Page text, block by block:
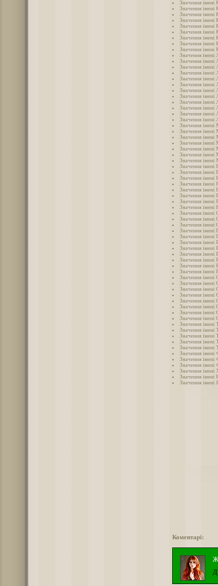
Значення імені
Значення імені
Значення імені
Значення імені
Значення імені
Значення імені
Значення імені
Значення імені
Значення імені
Значення імені
Значення імені
Значення імені
Значення імені
Значення імені
Значення імені
Значення імені
Значення імені
Значення імені
Значення імені
Значення імені
Значення імені
Значення імені
Значення імені
Значення імені
Значення імені
Значення імені
Значення імені
Значення імені
Значення імені
Значення імені
Значення імені
Значення імені
Значення імені
Значення імені
Значення імені
Значення імені
Значення імені
Значення імені
Значення імені
Значення імені
Значення імені
Значення імені
Значення імені
Значення імені
Значення імені
Значення імені
Значення імені
Значення імені
Значення імені
Значення імені
Значення імені
Значення імені
Значення імені
Значення імені
Значення імені
Значення імені
Значення імені
Значення імені
Значення імені
Значення імені
Значення імені
Значення імені
Значення імені
Значення імені
Значення імені
Значення імені
Коментарі: